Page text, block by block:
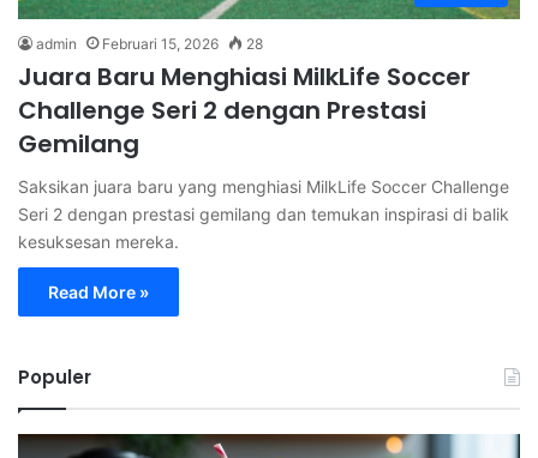
admin Februari 15, 2026 28
Juara Baru Menghiasi MilkLife Soccer
Challenge Seri 2 dengan Prestasi
Gemilang
Saksikan juara baru yang menghiasi MilkLife Soccer Challenge
Seri 2 dengan prestasi gemilang dan temukan inspirasi di balik
kesuksesan mereka.
Read More »
Populer